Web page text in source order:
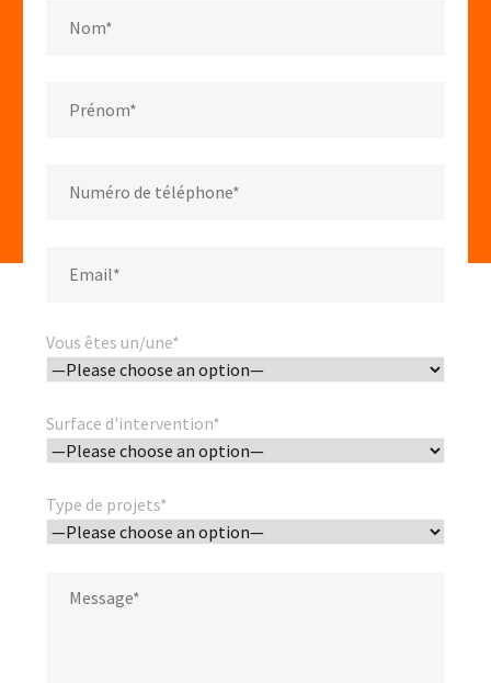
Vous êtes un/une*
Surface d'intervention*
Type de projets*